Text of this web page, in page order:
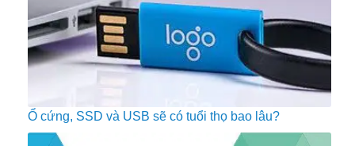
Ổ cứng, SSD và USB sẽ có tuổi thọ bao lâu?